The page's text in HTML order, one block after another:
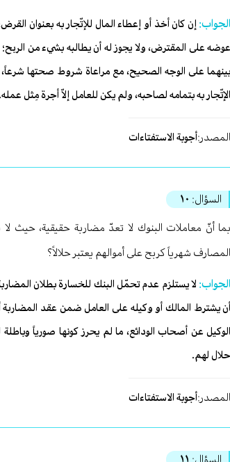
الجواب: إن كان أخذ أو إعطاء المال للإتّجار به بعنوان
عوضه على المقترض، ولا يجوز له أن يطالبه بشيء من
بينهما على الوجه الصحيح، مع مراعاة شروط صحتها شرعاً،
الإتّجار به بتمامه لصاحبه، ولم يكن للعامل إلاّ أجرة مِثل عمله.
المصدر:أجوبة الاستفتاءات
السؤال: ١٠
بما أنّ معاملات البنوك لا تعدّ مضاربة حقيقية، حيث
المصارف شهرياً كربح على أموالهم يعتبر حلالاً؟
الجواب: لا يستلزم عدم تحمّل البنك للخسارة بطلان
أن يشترط المالك أو وكيله على العامل ضمن عقد
الوكيل عن أصحاب الودائع، ما لم يحرز كونها صورياً
حلال لهم.
المصدر:أجوبة الاستفتاءات
السؤال: ١١